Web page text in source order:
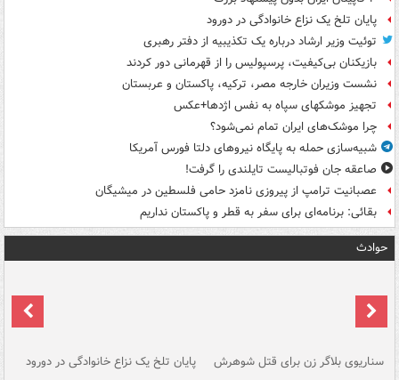
پایان تلخ یک نزاع خانوادگی در دورود
توئیت وزیر ارشاد درباره یک تکذیبیه از دفتر رهبری
بازیکنان بی‌کیفیت، پرسپولیس را از قهرمانی دور کردند
نشست وزیران خارجه مصر، ترکیه، پاکستان و عربستان
تجهیز موشکهای سپاه به نفس اژدها+عکس
چرا موشک‌های ایران تمام نمی‌شود؟
شبیه‌سازی حمله به پایگاه نیروهای دلتا فورس آمریکا
صاعقه جان فوتبالیست تایلندی را گرفت!
عصبانیت ترامپ از پیروزی نامزد حامی فلسطین در میشیگان
بقائی: برنامه‌ای برای سفر به قطر و پاکستان نداریم
حوادث
سناریوی بلاگر زن برای قتل شوهرش پایان تلخ یک نزاع خانوادگی در دورود